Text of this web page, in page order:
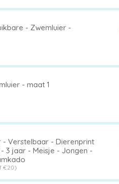
- Zwemluier -
- maat 1
- Verstelbaar - Dierenprint
3 jaar - Meisje - Jongen -
€20)